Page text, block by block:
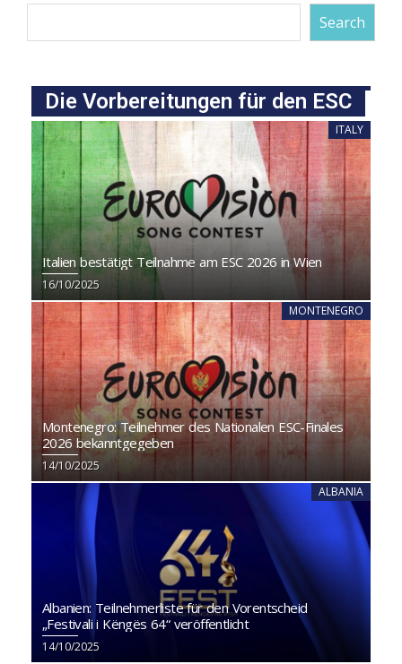
Search
Die Vorbereitungen für den ESC
ITALY
Italien bestätigt Teilnahme am ESC 2026 in Wien
16/10/2025
MONTENEGRO
Montenegro: Teilnehmer des Nationalen ESC-Finales
2026 bekanntgegeben
14/10/2025
ALBANIA
Albanien: Teilnehmerliste für den Vorentscheid
„Festivali i Këngës 64“ veröffentlicht
14/10/2025